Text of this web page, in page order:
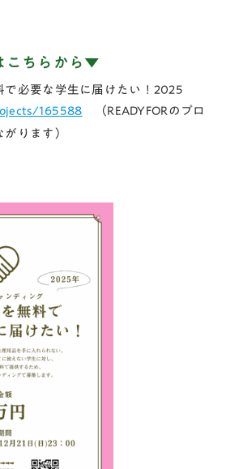
こちらから▼
で必要な学生に届けたい！2025
165588 （READYFORのプロ
ります）